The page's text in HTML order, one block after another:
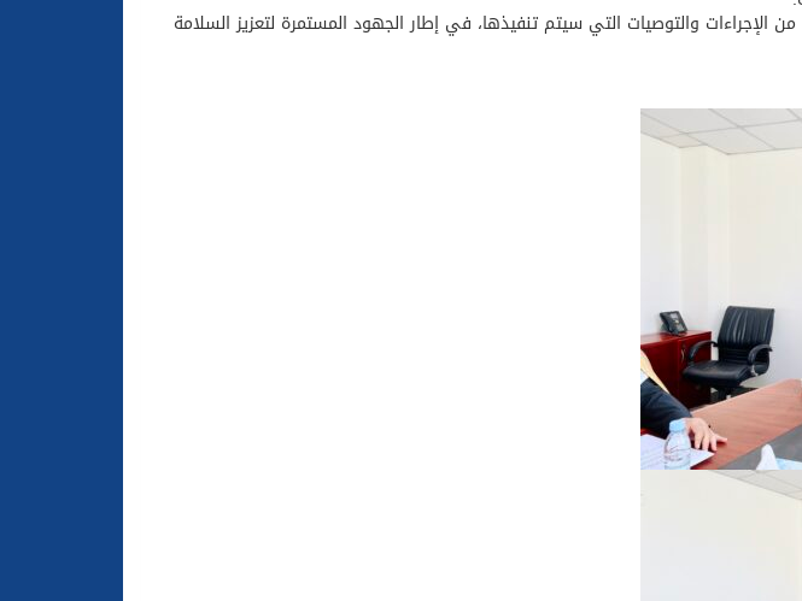
الإجراءات والتوصيات التي سيتم تنفيذها، في إطار الجهود المستمرة لتعزيز السلامة